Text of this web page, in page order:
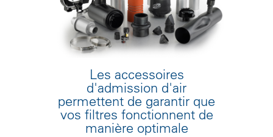
Les accessoires
d'admission d'air
permettent de garantir que
vos filtres fonctionnent de
manière optimale